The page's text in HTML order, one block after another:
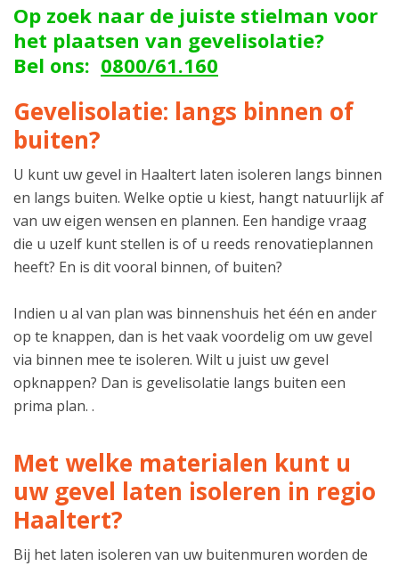
Op zoek naar de juiste stielman voor
het plaatsen van gevelisolatie?
Bel ons: 0800/61.160
Gevelisolatie: langs binnen of
buiten?
U kunt uw gevel in Haaltert laten isoleren langs binnen
en langs buiten. Welke optie u kiest, hangt natuurlijk af
van uw eigen wensen en plannen. Een handige vraag
die u uzelf kunt stellen is of u reeds renovatieplannen
heeft? En is dit vooral binnen, of buiten?
Indien u al van plan was binnenshuis het één en ander
op te knappen, dan is het vaak voordelig om uw gevel
via binnen mee te isoleren. Wilt u juist uw gevel
opknappen? Dan is gevelisolatie langs buiten een
prima plan. .
Met welke materialen kunt u
uw gevel laten isoleren in regio
Haaltert?
Bij het laten isoleren van uw buitenmuren worden de